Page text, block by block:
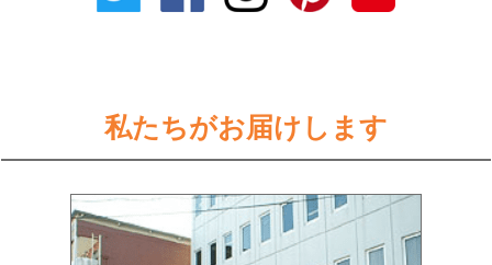
私たちがお届けします